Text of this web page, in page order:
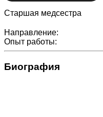
Старшая медсестра
Направление:
Опыт работы:
Биография